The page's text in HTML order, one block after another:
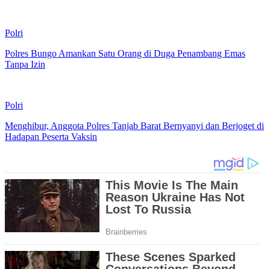
Polri
Polres Bungo Amankan Satu Orang di Duga Penambang Emas
Tanpa Izin
Polri
Menghibur, Anggota Polres Tanjab Barat Bernyanyi dan Berjoget di
Hadapan Peserta Vaksin